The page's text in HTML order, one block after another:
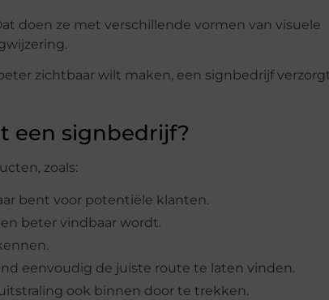
doen ze met verschillende vormen van visuele
zichtbaar wilt maken, een signbedrijf
een signbedrijf?
zoals:
bent voor potentiële klanten.
beter vindbaar wordt.
eenvoudig de juiste route te laten vinden.
ook binnen door te trekken.